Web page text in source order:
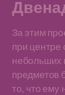
За этим
при центре
небольших
предметов
то, что ему